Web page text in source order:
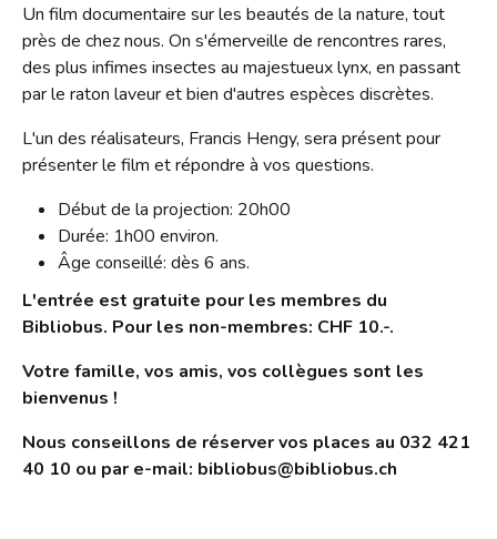
Un film documentaire sur les beautés de la nature, tout
près de chez nous. On s'émerveille de rencontres rares,
des plus infimes insectes au majestueux lynx, en passant
par le raton laveur et bien d'autres espèces discrètes.
L'un des réalisateurs, Francis Hengy, sera présent pour
présenter le film et répondre à vos questions.
Début de la projection: 20h00
Durée: 1h00 environ.
Âge conseillé: dès 6 ans.
L'entrée est gratuite pour les membres du
Bibliobus. Pour les non-membres: CHF 10.-.
Votre famille, vos amis, vos collègues sont les
bienvenus !
Nous conseillons de réserver vos places au 032 421
40 10 ou par e-mail: bibliobus@bibliobus.ch